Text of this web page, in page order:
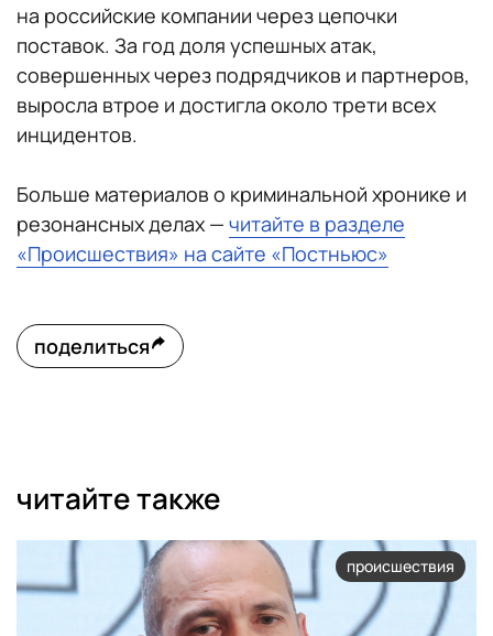
на российские компании через цепочки
поставок. За год доля успешных атак,
совершенных через подрядчиков и партнеров,
выросла втрое и достигла около трети всех
инцидентов.
Больше материалов о криминальной хронике и
резонансных делах — читайте в разделе
«Происшествия» на сайте «Постньюс»
поделиться
читайте также
происшествия